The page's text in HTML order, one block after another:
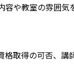
容や教室の雰囲気
格取得の可否、講